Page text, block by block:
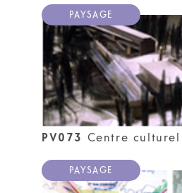
PV073 Centre
PAYSAGE
PAYSAGE